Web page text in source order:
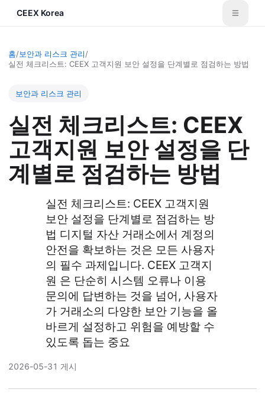
CEEX Korea
홈/보안과 리스크 관리/
실전 체크리스트: CEEX 고객지원 보안 설정을 단계별로 점검하는 방법
보안과 리스크 관리
실전 체크리스트: CEEX
고객지원 보안 설정을 단
계별로 점검하는 방법
실전 체크리스트: CEEX 고객지원
보안 설정을 단계별로 점검하는 방
법 디지털 자산 거래소에서 계정의
안전을 확보하는 것은 모든 사용자
의 필수 과제입니다. CEEX 고객지
원 은 단순히 시스템 오류나 이용
문의에 답변하는 것을 넘어, 사용자
가 거래소의 다양한 보안 기능을 올
바르게 설정하고 위험을 예방할 수
있도록 돕는 중요
2026-05-31 게시